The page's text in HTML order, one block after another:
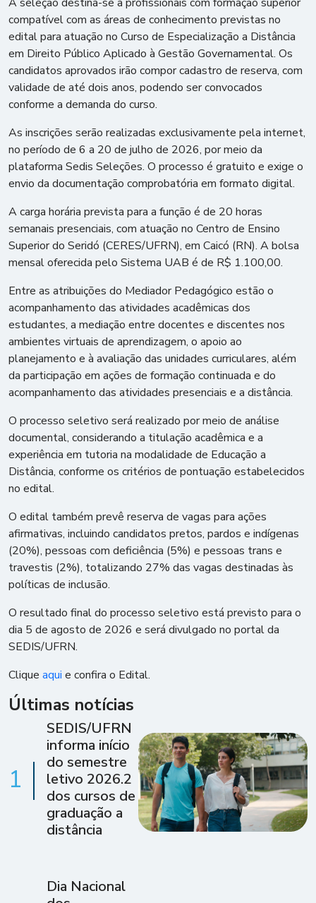
compatível com as áreas de conhecimento previstas no
edital para atuação no Curso de Especialização a Distância
em Direito Público Aplicado à Gestão Governamental. Os
candidatos aprovados irão compor cadastro de reserva, com
validade de até dois anos, podendo ser convocados
conforme a demanda do curso.
As inscrições serão realizadas exclusivamente pela internet,
no período de 6 a 20 de julho de 2026, por meio da
plataforma Sedis Seleções. O processo é gratuito e exige o
envio da documentação comprobatória em formato digital.
A carga horária prevista para a função é de 20 horas
semanais presenciais, com atuação no Centro de Ensino
Superior do Seridó (CERES/UFRN), em Caicó (RN). A bolsa
mensal oferecida pelo Sistema UAB é de R$ 1.100,00.
Entre as atribuições do Mediador Pedagógico estão o
acompanhamento das atividades acadêmicas dos
estudantes, a mediação entre docentes e discentes nos
ambientes virtuais de aprendizagem, o apoio ao
planejamento e à avaliação das unidades curriculares, além
da participação em ações de formação continuada e do
acompanhamento das atividades presenciais e a distância.
O processo seletivo será realizado por meio de análise
documental, considerando a titulação acadêmica e a
experiência em tutoria na modalidade de Educação a
Distância, conforme os critérios de pontuação estabelecidos
no edital.
O edital também prevê reserva de vagas para ações
afirmativas, incluindo candidatos pretos, pardos e indígenas
(20%), pessoas com deficiência (5%) e pessoas trans e
travestis (2%), totalizando 27% das vagas destinadas às
políticas de inclusão.
O resultado final do processo seletivo está previsto para o
dia 5 de agosto de 2026 e será divulgado no portal da
SEDIS/UFRN.
Clique aqui e confira o Edital.
Últimas notícias
1
SEDIS/UFRN
informa início
do semestre
letivo 2026.2
dos cursos de
graduação a
distância
Dia Nacional